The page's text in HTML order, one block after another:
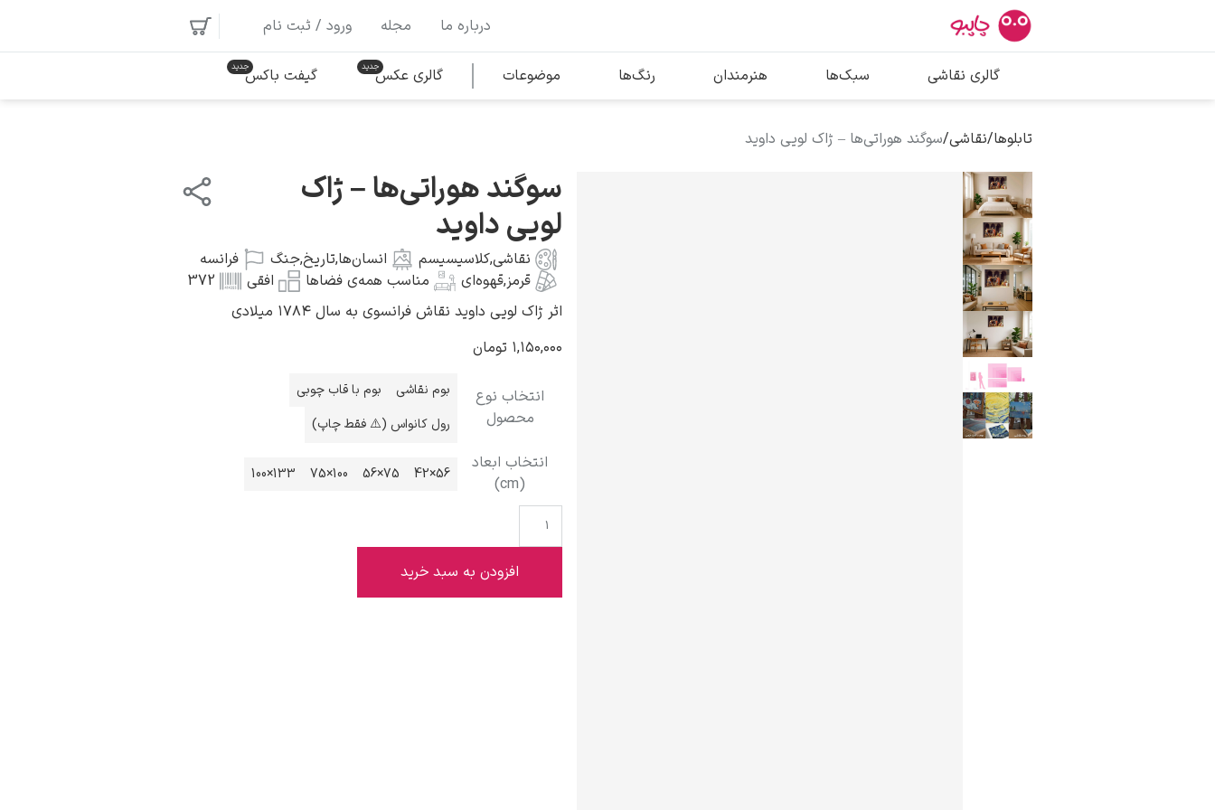
بیشترین جستجوها
پیکاسو
سالوادور دالی
محبوب‌ترین هنرمندان
درباره ما مجله ورود / ثبت نام
گالری نقاشی سبک‌ها هنرمندان رنگ‌ها موضوعات گالری عکس گیفت باکس
تابلوها/نقاشی/سوگند هوراتی‌ها – ژاک لویی داوید
سوگند هوراتی‌ها – ژاک
لویی داوید
نقاشی,کلاسیسیسم انسان‌ها,تاریخ,جنگ
فرانسه
قرمز,قهوه‌ای مناسب همه‌ی فضاها افقی
372
اثر ژاک لویی داوید نقاش فرانسوی به سال ۱۷۸۴ میلادی
۱,۱۵۰,۰۰۰ تومان
انتخاب نوع
محصول
بوم نقاشی
بوم با قاب چوبی
رول کانواس (⚠️ فقط چاپ)
انتخاب ابعاد
(cm)
56×42
75×56
100×75
133×100
افزودن به سبد خرید